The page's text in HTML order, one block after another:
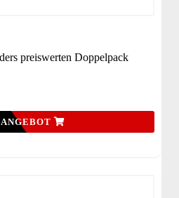
preiswerten Doppelpack